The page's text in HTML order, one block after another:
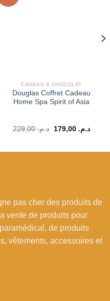
CADEAU & CHOCOLAT
Douglas Coffret Cadeau
Home Spa Spirit of Asia
د.م.229,00
Le
د.م. 179,00
Le
pas cher des produits de
vente de produits pour
de produits
vêtements, accessoires et